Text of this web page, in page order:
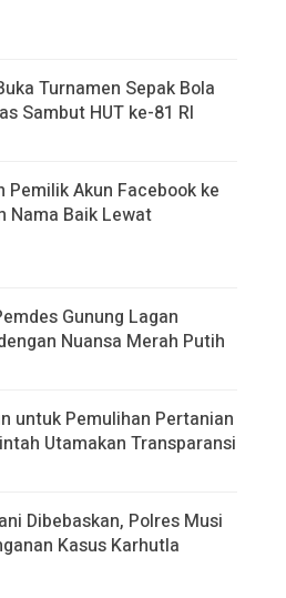
Turnamen Sepak Bola
Sambut HUT ke-81 RI
Pemilik Akun Facebook ke
Nama Baik Lewat
Gunung Lagan
Nuansa Merah Putih
untuk Pemulihan Pertanian
Utamakan Transparansi
Dibebaskan, Polres Musi
Kasus Karhutla